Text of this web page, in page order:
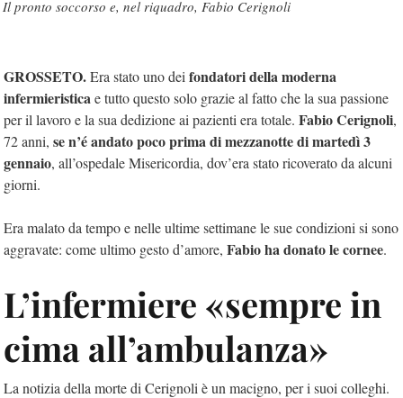
Il pronto soccorso e, nel riquadro, Fabio Cerignoli
GROSSETO.Era stato uno dei fondatori della moderna
infermieristicae tutto questo solo grazie al fatto che la sua passione
per il lavoro e la sua dedizione ai pazienti era totale. Fabio Cerignoli,
72 anni, se n’é andato poco prima di mezzanotte di martedì 3
gennaio, all’ospedale Misericordia, dov’era stato ricoverato da alcuni
giorni.
Era malato da tempo e nelle ultime settimane le sue condizioni si sono
aggravate: come ultimo gesto d’amore, Fabio ha donato le cornee.
L’infermiere «sempre in
cima all’ambulanza»
La notizia della morte di Cerignoli è un macigno, per i suoi colleghi.